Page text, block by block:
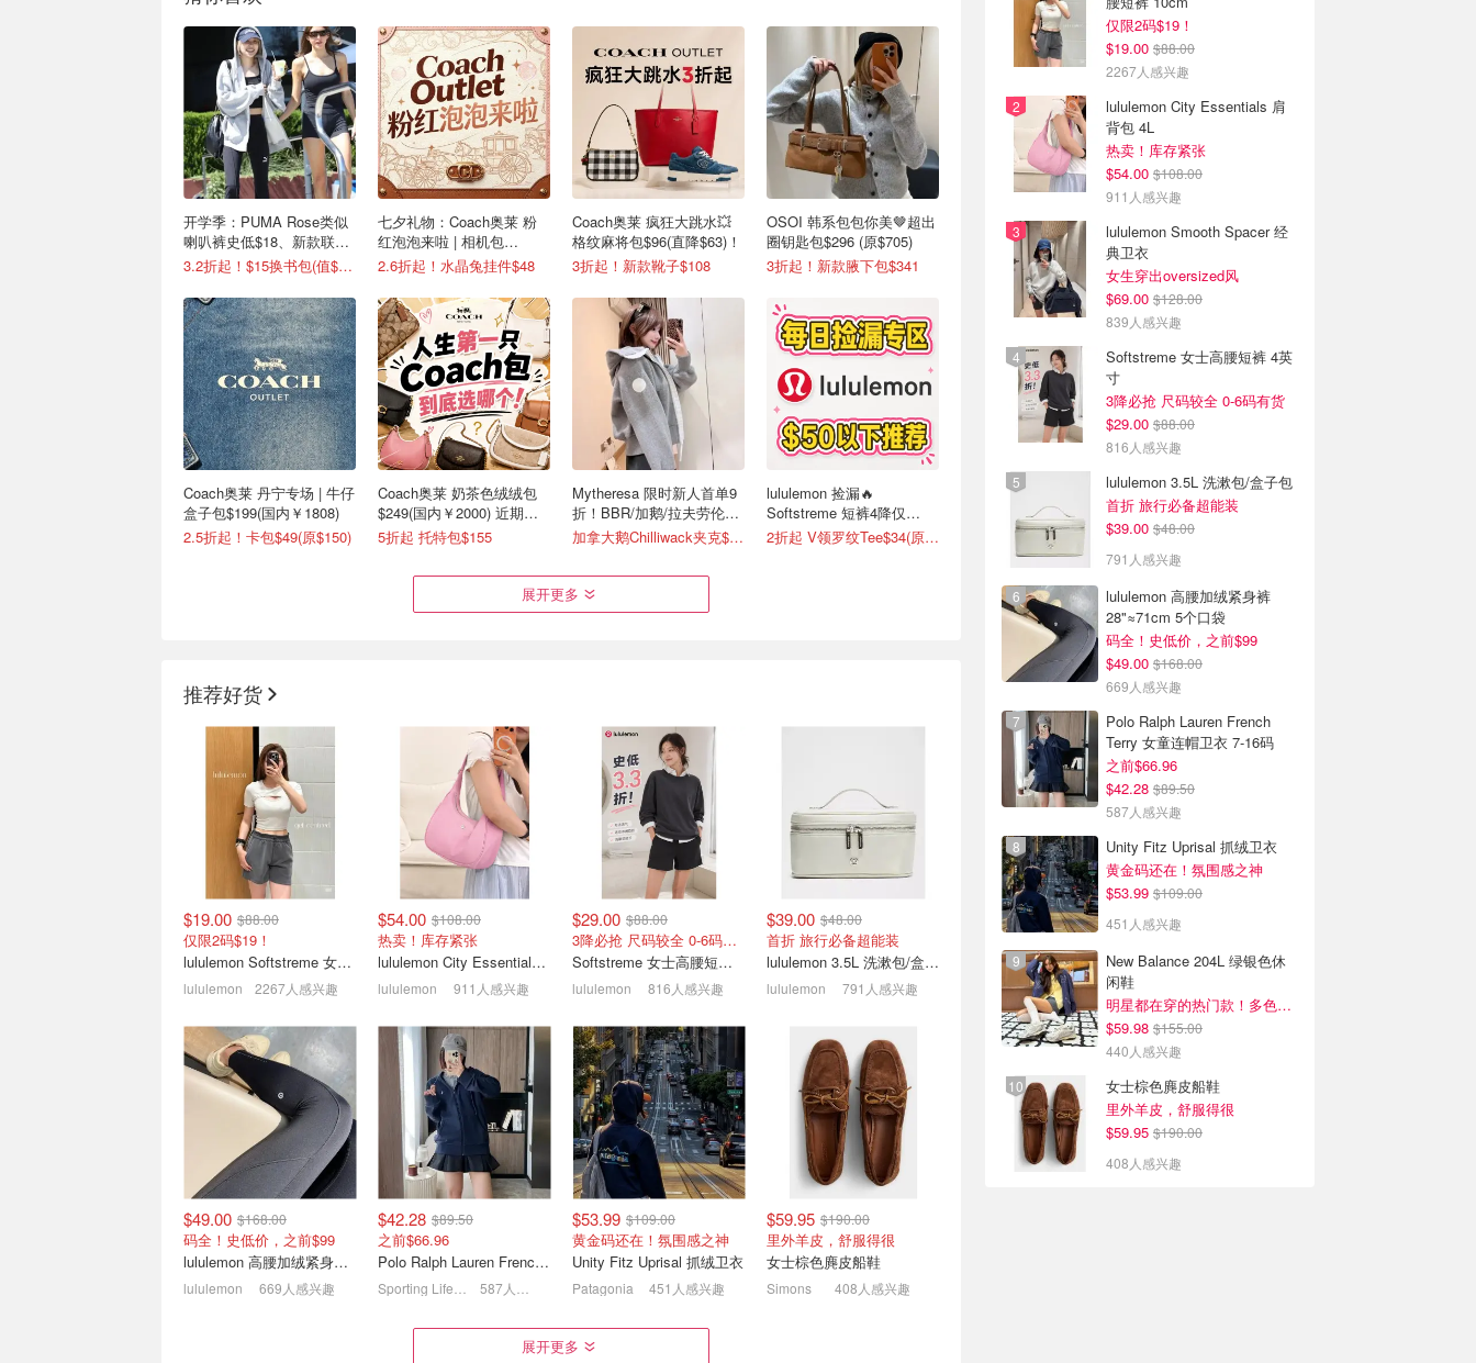
开学季：PUMA Rose类似
喇叭裤史低$18、新款联名
鞋$34
3.2折起！$15换书包(值$41)
Coach奥莱 丹宁专场 | 牛仔
盒子包$199(国内￥1808)
2.5折起！卡包$49(原$150)
七夕礼物：Coach奥莱 粉
红泡泡来啦 | 相机包
$169(原$240)
2.6折起！水晶兔挂件$48
Coach奥莱 奶茶色绒绒包
$249(国内￥2000) 近期热
门！
5折起 托特包$155
Coach奥莱 疯狂大跳水💥
格纹麻将包$96(直降$63)！
3折起！新款靴子$108
Mytheresa 限时新人首单9
折！BBR/加鹅/拉夫劳伦降
价
加拿大鹅Chilliwack夹克$715(官网$795）
OSOI 韩系包包你美🤎超出
圈钥匙包$296 (原$705)
3折起！新款腋下包$341
lululemon 捡漏🔥
Softstreme 短裤4降仅
$19(原$88)
2折起 V领罗纹Tee$34(原$68)
MK 热卖包包盘点💥Zoe腋
下包$65、经典贝壳包$76
2折起+额外8.5折！
SSENSE 年中大促🔥
Essentials 新款刺绣短袖
$63
2.5折起 MaxMara大衣$916 (原$2130)
Suit Negozi 超好价| Gucci
卡包$363(官网:$445)
正价款全场8折！
Loewe 钱包/卡包合集 好治
愈的大地色系 送礼自用都
不错！
6折起！卡包$315收
MK 大容量包包合集 | 经典
Sheila 手提包$110 (原
$558）
Call It Spring 夏日焕新｜黑
色坡跟凉鞋$35
低至5折 白色拖鞋$30
挎包 $45
三宅一生 👜 夏日万能搭子
经典7格托特$333
4折起！超多限定色上新
Coach官网 $50左右抢好货|
Alexander Wang 官网折扣
展开更多
推荐好货
$19.00 $88.00
仅限2码$19！
lululemon Softstreme 女士高腰短裤 10cm
lululemon 2267人感兴趣
$54.00 $108.00
热卖！库存紧张
lululemon City Essentials 肩背包 4L
lululemon 911人感兴趣
$29.00 $88.00
3降必抢 尺码较全 0-6码有货
Softstreme 女士高腰短裤 4英寸
lululemon 816人感兴趣
$39.00 $48.00
首折 旅行必备超能装
lululemon 3.5L 洗漱包/盒子包
lululemon 791人感兴趣
$49.00 $168.00
码全！史低价，之前$99
lululemon 高腰加绒紧身裤 28"≈71cm 5个口袋
lululemon 669人感兴趣
$42.28 $89.50
之前$66.96
Polo Ralph Lauren French Terry 女童连帽卫衣 7-16码
$53.99 $109.00
黄金码还在！氛围感之神
Unity Fitz Uprisal 抓绒卫衣
Patagonia 451人感兴趣
$59.95 $190.00
里外羊皮，舒服得很
女士棕色麂皮船鞋
Simons 408人感兴趣
展开更多
仅限2码$19！
$19.00 $88.00
2267人感兴趣
lululemon City Essentials 肩
背包 4L
热卖！库存紧张
$54.00 $108.00
911人感兴趣
lululemon Smooth Spacer 经
典卫衣
女生穿出oversized风
$69.00 $128.00
839人感兴趣
Softstreme 女士高腰短裤 4英
寸
3降必抢 尺码较全 0-6码有货
$29.00 $88.00
816人感兴趣
lululemon 3.5L 洗漱包/盒子包
首折 旅行必备超能装
$39.00 $48.00
791人感兴趣
lululemon 高腰加绒紧身裤
28"≈71cm 5个口袋
码全！史低价，之前$99
$49.00 $168.00
669人感兴趣
Polo Ralph Lauren French
Terry 女童连帽卫衣 7-16码
之前$66.96
$42.28 $89.50
587人感兴趣
Unity Fitz Uprisal 抓绒卫衣
黄金码还在！氛围感之神
$53.99 $109.00
451人感兴趣
New Balance 204L 绿银色休
闲鞋
明星都在穿的热门款！多色可选 3.8折
$59.98 $155.00
440人感兴趣
女士棕色麂皮船鞋
里外羊皮，舒服得很
$59.95 $190.00
408人感兴趣